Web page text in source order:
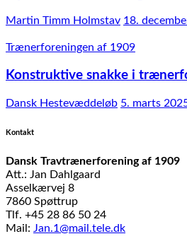
Martin Timm Holmstav 18.
Trænerforeningen af 1909
Konstruktive snakke i
Dansk Hestevæddeløb 5. marts
Kontakt
Dansk Travtrænerforening af 1909
Att.: Jan Dahlgaard
Asselkærvej 8
7860 Spøttrup
Tlf. +45 28 86 50 24
Mail: Jan.1@mail.tele.dk